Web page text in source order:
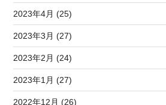
2023年4月 (25)
2023年3月 (27)
2023年2月 (24)
2023年1月 (27)
2022年12月 (26)